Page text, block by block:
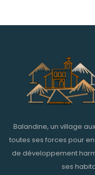
Balandine, un village
toutes ses forces pour
de développement
ses